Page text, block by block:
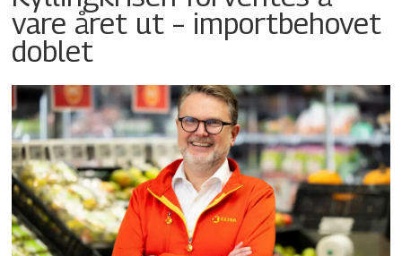
vare året ut – importbehovet
doblet